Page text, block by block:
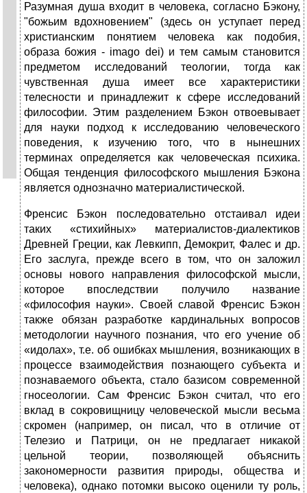
Разумная душа входит в человека, согласно Бэкону,
"божьим вдохновением" (здесь он уступает перед
христианским понятием человека как подобия,
образа божия - imago dei) и тем самым становится
предметом исследований теологии, тогда как
чувственная душа имеет все характеристики
телесности и принадлежит к сфере исследований
философии. Этим разделением Бэкон отвоевывает
для науки подход к исследованию человеческого
поведения, к изучению того, что в нынешних
терминах определяется как человеческая психика.
Общая тенденция философского мышления Бэкона
является однозначно материалистической.
Френсис Бэкон последовательно отстаивал идеи
таких «стихийных» материалистов-диалектиков
Древней Греции, как Левкипп, Демокрит, Фалес и др.
Его заслуга, прежде всего в том, что он заложил
основы нового направления философской мысли,
которое впоследствии получило название
«философия науки». Своей славой Френсис Бэкон
также обязан разработке кардинальных вопросов
методологии научного познания, что его учение об
«идолах», т.е. об ошибках мышления, возникающих в
процессе взаимодействия познающего субъекта и
познаваемого объекта, стало базисом современной
гносеологии. Сам Френсис Бэкон считал, что его
вклад в сокровищницу человеческой мысли весьма
скромен (например, он писал, что в отличие от
Телезио и Патрици, он не предлагает никакой
цельной теории, позволяющей объяснить
закономерности развития природы, общества и
человека), однако потомки высоко оценили ту роль,